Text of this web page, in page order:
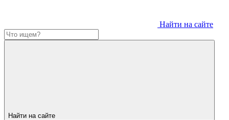
Найти на сайте
Найти на сайте